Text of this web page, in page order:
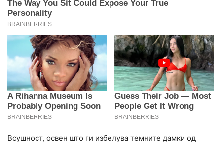
Всушност, освен што ги избелува темните дамки од